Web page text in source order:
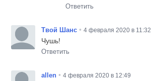
Ответить
Твой Шанс • 4 февраля 2020 в 11:32
Чушь!
Ответить
allen • 4 февраля 2020 в 12:49